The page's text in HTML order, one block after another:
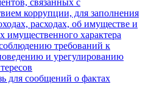
связанных с
коррупции, для заполнения
расходах, об имуществе и
имущественного характера
требований к
и урегулированию
для сообщений о фактах